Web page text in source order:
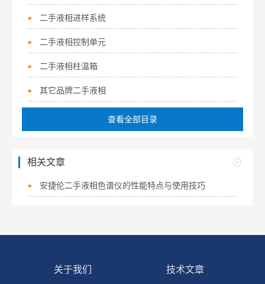
二手液相进样系统
二手液相控制单元
二手液相柱温箱
其它品牌二手液相
查看全部目录
相关文章
安捷伦二手液相色谱仪的性能特点与使用技巧
关于我们 技术文章